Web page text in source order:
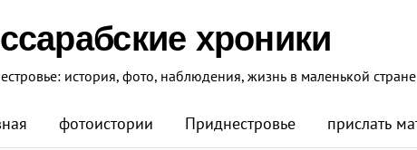
хроники
история, фото, наблюдения, жизнь в маленькой стране
фотоистории Приднестровье прислать